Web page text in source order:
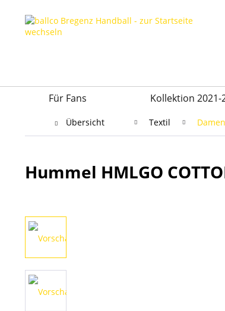
Für Fans Kollektion 2021-
Übersicht Textil Damen
Hummel HMLGO